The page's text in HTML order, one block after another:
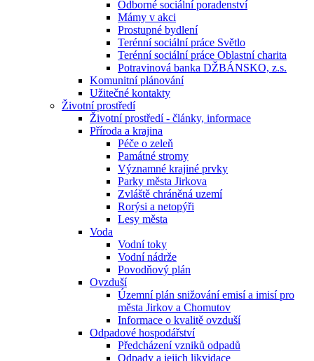
Odborné sociální poradenství
Mámy v akci
Prostupné bydlení
Terénní sociální práce Světlo
Terénní sociální práce Oblastní charita
Potravinová banka DŽBÁNSKO, z.s.
Komunitní plánování
Užitečné kontakty
Životní prostředí
Životní prostředí - články, informace
Příroda a krajina
Péče o zeleň
Památné stromy
Významné krajiné prvky
Parky města Jirkova
Zvláště chráněná uzemí
Rorýsi a netopýři
Lesy města
Voda
Vodní toky
Vodní nádrže
Povodňový plán
Ovzduší
Územní plán snižování emisí a imisí pro
města Jirkov a Chomutov
Informace o kvalitě ovzduší
Odpadové hospodářství
Předcházení vzniků odpadů
Odpady a jejich likvidace